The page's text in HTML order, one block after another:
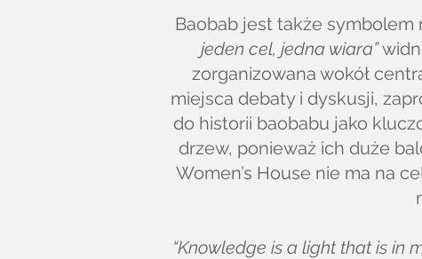
Baobab jest także
jeden cel, jedna wiara”
zorganizowana wokół
miejsca debaty i dyskusji,
do historii baobabu jako
drzew, ponieważ ich duże
Women’s House nie ma na
“Knowledge is a light that is in